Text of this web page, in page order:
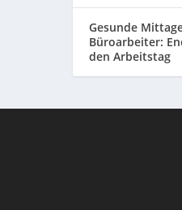
Gesunde
Büroarbeiter:
den Arbeitstag